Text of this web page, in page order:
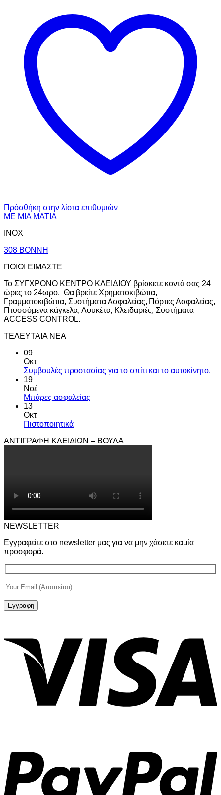
Πρόσθήκη στην λίστα επιθυμιών
ΜΕ ΜΙΑ ΜΑΤΙΑ
INOX
308 ΒΟΝΝΗ
ΠΟΙΟΙ ΕΙΜΑΣΤΕ
Το ΣΥΓΧΡΟΝΟ ΚΕΝΤΡΟ ΚΛΕΙΔΙΟΥ βρίσκετε κοντά σας 24
ώρες το 24ωρο. Θα βρείτε Χρηματοκιβώτια,
Γραμματοκιβώτια, Συστήματα Ασφαλείας, Πόρτες Ασφαλείας,
Πτυσσόμενα κάγκελα, Λουκέτα, Κλειδαριές, Συστήματα
ACCESS CONTROL.
ΤΕΛΕΥΤΑΙΑ ΝΕΑ
09
Οκτ
Συμβουλές προστασίας για το σπίτι και το αυτοκίνητο.
19
Νοέ
Μπάρες ασφαλείας
13
Οκτ
Πιστοποιητικά
ΑΝΤΙΓΡΑΦΗ ΚΛΕΙΔΙΩΝ – ΒΟΥΛΑ
NEWSLETTER
Εγγραφείτε στο newsletter μας για να μην χάσετε καμία
προσφορά.